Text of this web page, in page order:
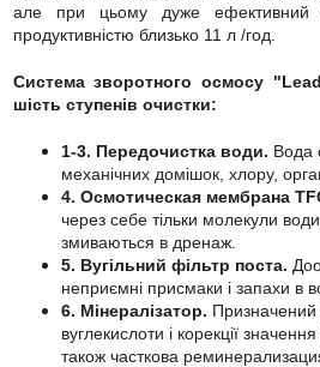
але при цьому дуже
продуктивністю близько 11 л /год.
Система зворотного осмосу
шість ступенів очистки:
1-3. Передочистка води. Вода
механічних домішок, хлору,
4. Осмотическая мембрана
через себе тільки молекули
змиваються в дренаж.
5. Вугільний фільтр поста.
неприємні присмаки і запахи в
6. Мінералізатор. Призначений
вуглекислоти і корекції
також часткова